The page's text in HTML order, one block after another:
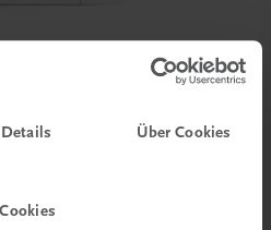
Details Über Cookies